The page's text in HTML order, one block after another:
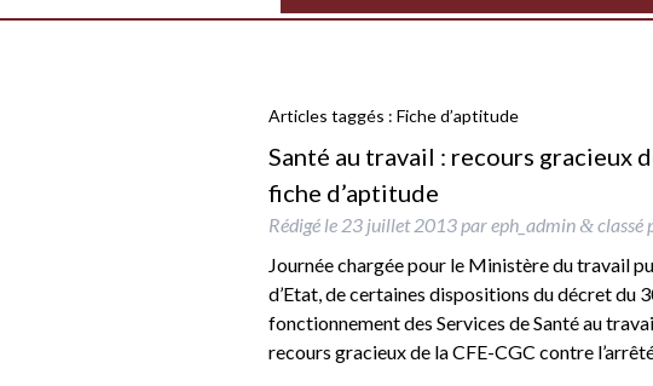
Articles taggés : Fiche d’aptitude
Santé au travail : recours gracieux
fiche d’aptitude
Rédigé le 23 juillet 2013 pareph_admin &classé
Journée chargée pour le Ministère du travail
d’Etat, de certaines dispositions du décret du
fonctionnement des Services de Santé au
recours gracieux de la CFE-CGC contre